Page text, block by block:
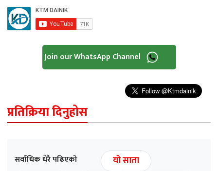
Join our WhatsApp Channel
प्रतिक्रिया दिनुहोस
सर्वाधिक धेरै पढिएको
यो साता